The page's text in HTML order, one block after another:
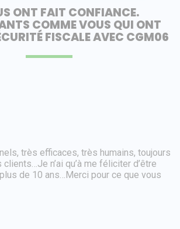
ONT FAIT CONFIANCE.
COMME VOUS QUI ONT
FISCALE AVEC CGM06
très efficaces, très humains, toujours
clients…Je n’ai qu’à me féliciter d’être
de 10 ans…Merci pour ce que vous